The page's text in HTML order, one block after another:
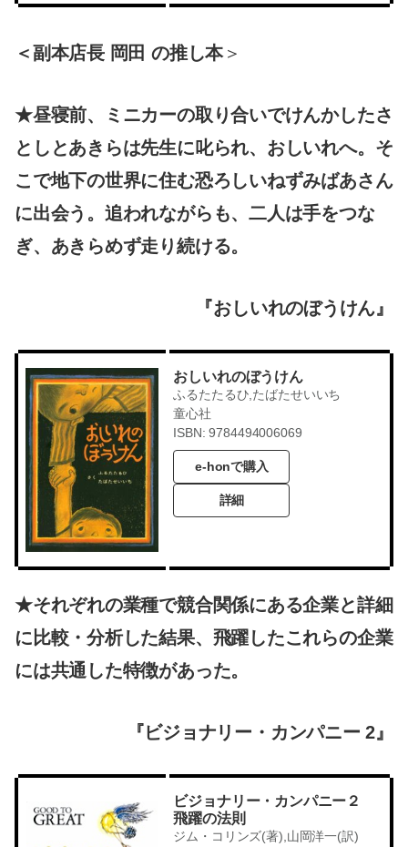
＜副本店長 岡田 の推し本＞
★昼寝前、ミニカーの取り合いでけんかしたさ
としとあきらは先生に叱られ、おしいれへ。そ
こで地下の世界に住む恐ろしいねずみばあさん
に出会う。追われながらも、二人は手をつな
ぎ、あきらめず走り続ける。
『おしいれのぼうけん』
おしいれのぼうけん
ふるたたるひ,たばたせいいち
童心社
ISBN: 9784494006069
e-honで購入
詳細
★それぞれの業種で競合関係にある企業と詳細
に比較・分析した結果、飛躍したこれらの企業
には共通した特徴があった。
『ビジョナリー・カンパニー 2』
ビジョナリー・カンパニー２
飛躍の法則
ジム・コリンズ(著),山岡洋一(訳)